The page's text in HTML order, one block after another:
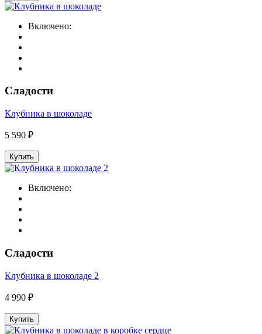
Включено:
Сладости
Клубника в шоколаде
5 590 ₽
Купить
Включено:
Сладости
Клубника в шоколаде 2
4 990 ₽
Купить